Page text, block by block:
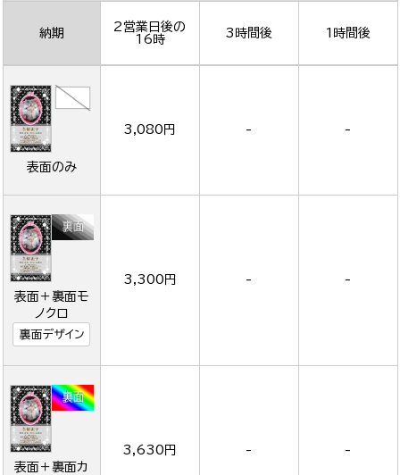
納期
2営業日後の
16時
3時間後 1時間後
表面のみ
3,080円 - -
表面＋裏面モ
ノクロ
裏面デザイン
3,300円 - -
表面＋裏面カ
3,630円 - -